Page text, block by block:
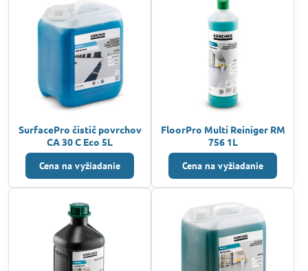
SurfacePro čistič povrchov
CA 30 C Eco 5L
Cena na vyžiadanie
FloorPro Multi Reiniger RM
756 1L
Cena na vyžiadanie